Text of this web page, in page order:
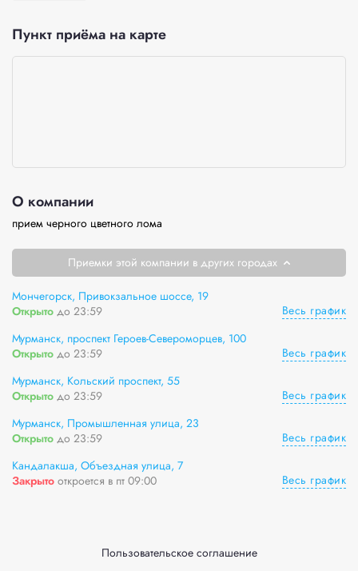
Пункт приёма на карте
О компании
прием черного цветного лома
Приемки этой компании в других городах
Мончегорск, Привокзальное шоссе, 19
Открыто до 23:59
Весь график
Мурманск, проспект Героев-Североморцев, 100
Открыто до 23:59
Весь график
Мурманск, Кольский проспект, 55
Открыто до 23:59
Весь график
Мурманск, Промышленная улица, 23
Открыто до 23:59
Весь график
Кандалакша, Объездная улица, 7
Закрыто откроется в пт 09:00 Весь график
Пользовательское соглашение